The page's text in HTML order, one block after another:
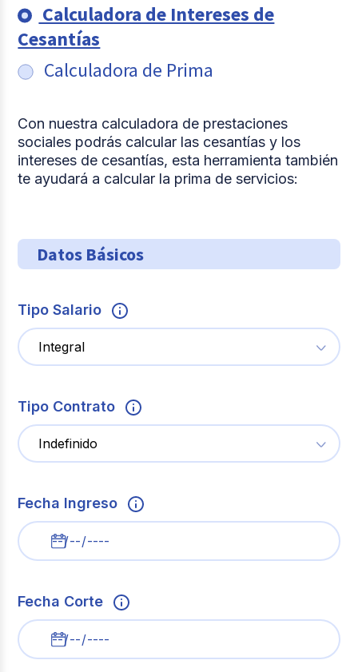
Calculadora de Intereses de
Cesantías
Calculadora de Prima
Con nuestra calculadora de prestaciones
sociales podrás calcular las cesantías y los
intereses de cesantías, esta herramienta también
te ayudará a calcular la prima de servicios:
Datos Básicos
Tipo Salario
Tipo Contrato
Fecha Ingreso
Fecha Corte